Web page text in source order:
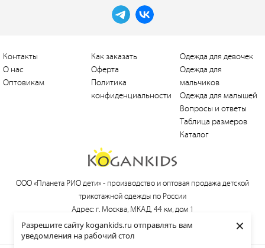
Разрешите сайту kogankids.ru отправлять вам
уведомления на рабочий стол
×
Контакты
О нас
Оптовикам
Как заказать
Оферта
Политика
конфиденциальности
Одежда для девочек
Одежда для
мальчиков
Одежда для малышей
Вопросы и ответы
Таблица размеров
Каталог
ООО «Планета РИО дети» - производство и оптовая продажа детской
трикотажной одежды по России
Адрес: г. Москва, МКАД, 44 км, дом 1
Тел.:+7 (495) 660-21-30, e-mail:love@kogankids.ru